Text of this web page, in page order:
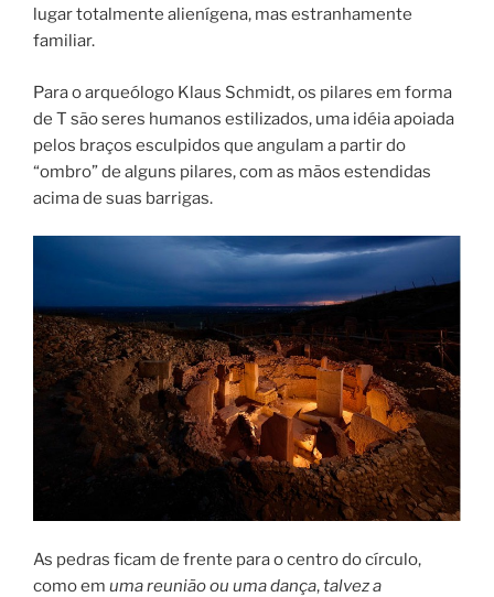
lugar totalmente alienígena, mas estranhamente
familiar.
Para o arqueólogo Klaus Schmidt, os pilares em forma
de T são seres humanos estilizados, uma idéia apoiada
pelos braços esculpidos que angulam a partir do
“ombro” de alguns pilares, com as mãos estendidas
acima de suas barrigas.
As pedras ficam de frente para o centro do círculo,
como em uma reunião ou uma dança,talvez a